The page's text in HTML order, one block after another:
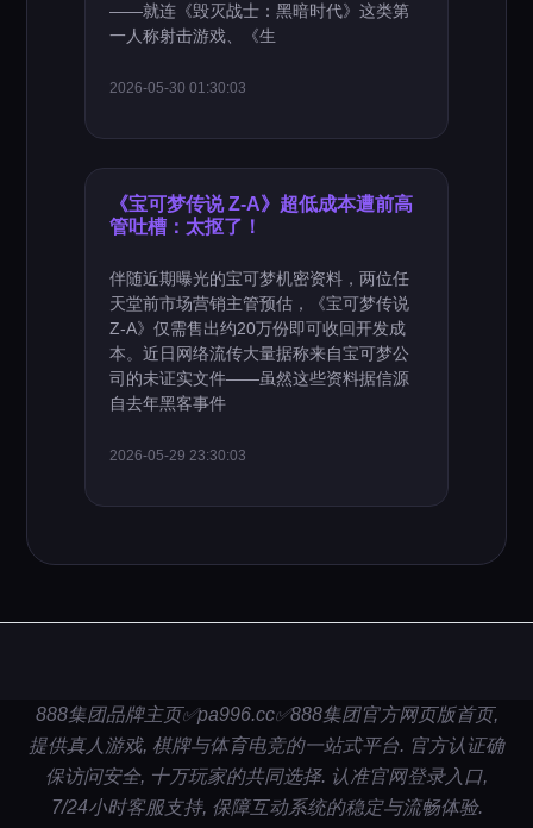
——就连《毁灭战士：黑暗时代》这类第
一人称射击游戏、《生
2026-05-30 01:30:03
《宝可梦传说 Z-A》超低成本遭前高
管吐槽：太抠了！
伴随近期曝光的宝可梦机密资料，两位任
天堂前市场营销主管预估，《宝可梦传说
Z-A》仅需售出约20万份即可收回开发成
本。近日网络流传大量据称来自宝可梦公
司的未证实文件——虽然这些资料据信源
自去年黑客事件
2026-05-29 23:30:03
888集团品牌主页✅pa996.cc✅888集团官方网页版首页,
提供真人游戏, 棋牌与体育电竞的一站式平台. 官方认证确
保访问安全, 十万玩家的共同选择. 认准官网登录入口,
7/24小时客服支持, 保障互动系统的稳定与流畅体验.